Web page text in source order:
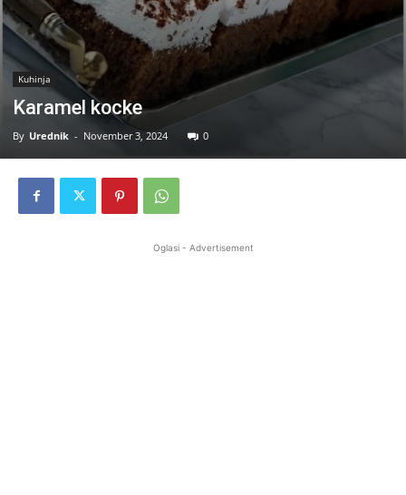
Kuhinja
Karamel kocke
By Urednik - November 3, 2024 0
Oglasi - Advertisement